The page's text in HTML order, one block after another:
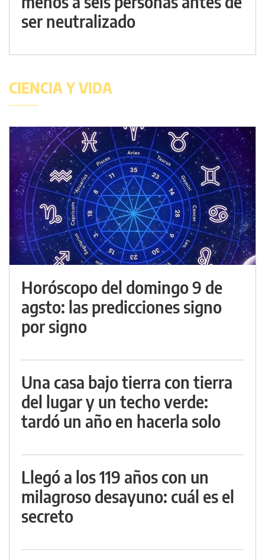
ser neutralizado
CIENCIA Y VIDA
Horóscopo del domingo 9 de
agsto: las predicciones signo
por signo
Una casa bajo tierra con tierra
del lugar y un techo verde:
tardó un año en hacerla solo
Llegó a los 119 años con un
milagroso desayuno: cuál es el
secreto